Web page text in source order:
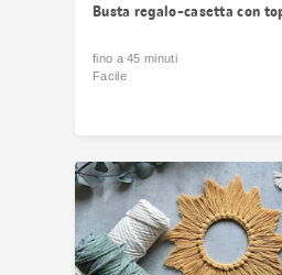
Busta regalo-casetta con
fino a 45 minuti
Facile